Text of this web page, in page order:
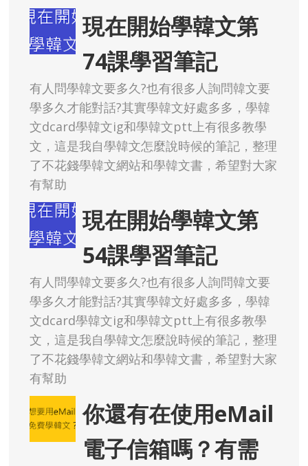
現在開始學韓文第
74課學習筆記
有人問學韓文要多久?也有很多人詢問韓文要
學多久才能對話?其實學韓文好處多多，學韓
文dcard學韓文ig和學韓文ptt上有很多教學
文，這是我自學韓文怎麼說時候的筆記，整理
了不花錢學韓文網站和學韓文書，希望對大家
有幫助
現在開始學韓文第
54課學習筆記
有人問學韓文要多久?也有很多人詢問韓文要
學多久才能對話?其實學韓文好處多多，學韓
文dcard學韓文ig和學韓文ptt上有很多教學
文，這是我自學韓文怎麼說時候的筆記，整理
了不花錢學韓文網站和學韓文書，希望對大家
有幫助
你還有在使用eMail
電子信箱嗎？有需